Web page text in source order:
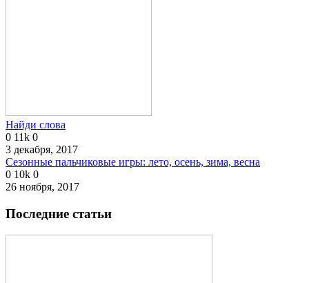
Найди слова
0 11k 0
3 декабря, 2017
Сезонные пальчиковые игры: лето, осень, зима, весна
0 10k 0
26 ноября, 2017
Последние статьи